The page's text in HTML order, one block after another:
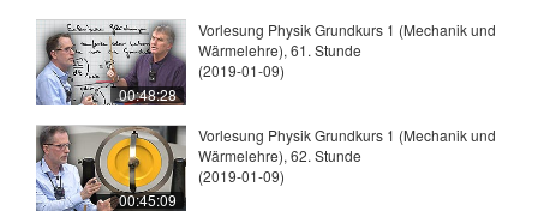
00:48:28
Vorlesung Physik Grundkurs 1 (Mechanik und
Wärmelehre), 61. Stunde
(2019-01-09)
00:45:09
Vorlesung Physik Grundkurs 1 (Mechanik und
Wärmelehre), 62. Stunde
(2019-01-09)